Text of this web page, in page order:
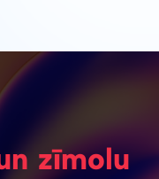
zīmolu